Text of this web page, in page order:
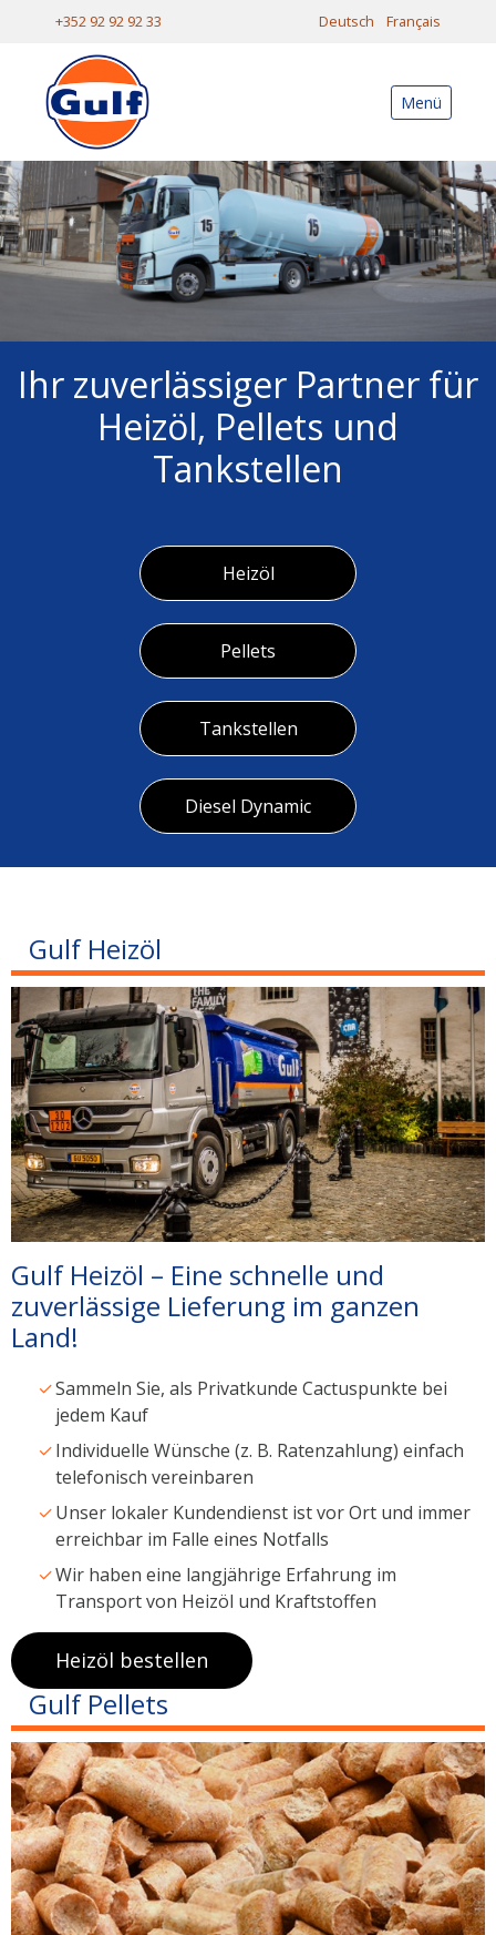
+352 92 92 92 33 Deutsch Français
Menü
Ihr zuverlässiger Partner für
Heizöl, Pellets und
Tankstellen
Heizöl
Pellets
Tankstellen
Diesel Dynamic
Gulf Heizöl
Gulf Heizöl – Eine schnelle und
zuverlässige Lieferung im ganzen
Land!
Sammeln Sie, als Privatkunde Cactuspunkte bei
jedem Kauf
Individuelle Wünsche (z. B. Ratenzahlung) einfach
telefonisch vereinbaren
Unser lokaler Kundendienst ist vor Ort und immer
erreichbar im Falle eines Notfalls
Wir haben eine langjährige Erfahrung im
Transport von Heizöl und Kraftstoffen
Heizöl bestellen
Gulf Pellets